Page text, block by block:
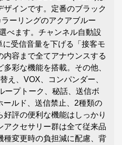
ザインです。定番のブラック
ラーリングのアクアブルー
べます。チャンネル自動設
受信音量を下げる「接客モ
内容まで全てアナウンスする
彩な機能を搭載。その他、
え、VOX、コンパンダー、
ープトーク、秘話、送信ボ
ールド、送信禁止、2種類の
評の便利な機能はしっかり
アクセサリー群は全て従来品
種変更時の負担減に配慮、背